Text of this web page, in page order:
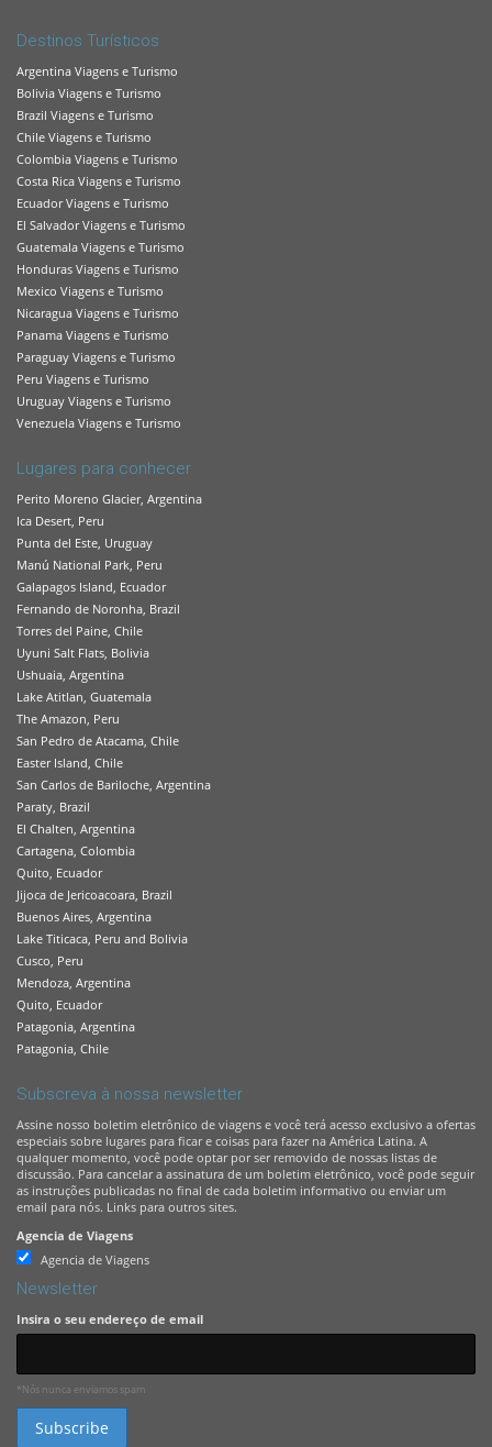
Destinos Turísticos
Argentina Viagens e Turismo
Bolivia Viagens e Turismo
Brazil Viagens e Turismo
Chile Viagens e Turismo
Colombia Viagens e Turismo
Costa Rica Viagens e Turismo
Ecuador Viagens e Turismo
El Salvador Viagens e Turismo
Guatemala Viagens e Turismo
Honduras Viagens e Turismo
Mexico Viagens e Turismo
Nicaragua Viagens e Turismo
Panama Viagens e Turismo
Paraguay Viagens e Turismo
Peru Viagens e Turismo
Uruguay Viagens e Turismo
Venezuela Viagens e Turismo
Lugares para conhecer
Perito Moreno Glacier, Argentina
Ica Desert, Peru
Punta del Este, Uruguay
Manú National Park, Peru
Galapagos Island, Ecuador
Fernando de Noronha, Brazil
Torres del Paine, Chile
Uyuni Salt Flats, Bolivia
Ushuaia, Argentina
Lake Atitlan, Guatemala
The Amazon, Peru
San Pedro de Atacama, Chile
Easter Island, Chile
San Carlos de Bariloche, Argentina
Paraty, Brazil
El Chalten, Argentina
Cartagena, Colombia
Quito, Ecuador
Jijoca de Jericoacoara, Brazil
Buenos Aires, Argentina
Lake Titicaca, Peru and Bolivia
Cusco, Peru
Mendoza, Argentina
Quito, Ecuador
Patagonia, Argentina
Patagonia, Chile
Subscreva à nossa newsletter
Assine nosso boletim eletrônico de viagens e você terá acesso exclusivo a ofertas
especiais sobre lugares para ficar e coisas para fazer na América Latina. A
qualquer momento, você pode optar por ser removido de nossas listas de
discussão. Para cancelar a assinatura de um boletim eletrônico, você pode seguir
as instruções publicadas no final de cada boletim informativo ou enviar um
email para nós. Links para outros sites.
Agencia de Viagens
Agencia de Viagens
Newsletter
Insira o seu endereço de email
*Nós nunca enviamos spam